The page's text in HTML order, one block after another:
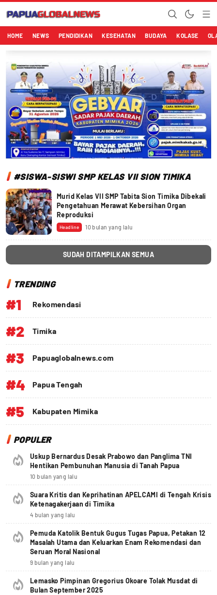
Papuaglobalnews.com
Menulis Fakta dengan Hati Bening
HOME NEWS PENDIDIKAN KESEHATAN BUDAYA KOLASE
#SISWA-SISWI SMP KELAS VII SION TIMIKA
Murid Kelas VII SMP Tabita Sion Timika Dibekali
Pengetahuan Merawat Kebersihan Organ
Reproduksi
Headline 10 bulan yang lalu
SUDAH DITAMPILKAN SEMUA
TRENDING
#1 Rekomendasi
#2 Timika
#3 Papuaglobalnews.com
#4 Papua Tengah
#5 Kabupaten Mimika
POPULER
Uskup Bernardus Desak Prabowo dan Panglima TNI
Hentikan Pembunuhan Manusia di Tanah Papua
10 bulan yang lalu
Suara Kritis dan Keprihatinan APELCAMI di Tengah Krisis
Ketenagakerjaan di Timika
4 bulan yang lalu
Pemuda Katolik Bentuk Gugus Tugas Papua, Petakan 12
Masalah Utama dan Keluarkan Enam Rekomendasi dan
Seruan Moral Nasional
9 bulan yang lalu
Lemasko Pimpinan Gregorius Okoare Tolak Musdat di
Bulan September 2025